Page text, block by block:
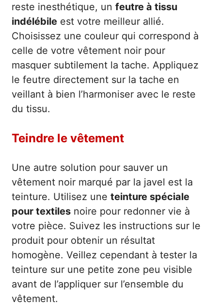
reste inesthétique, un feutre à tissu
indélébile est votre meilleur allié.
Choisissez une couleur qui correspond à
celle de votre vêtement noir pour
masquer subtilement la tache. Appliquez
le feutre directement sur la tache en
veillant à bien l’harmoniser avec le reste
du tissu.
Teindre le vêtement
Une autre solution pour sauver un
vêtement noir marqué par la javel est la
teinture. Utilisez une teinture spéciale
pour textiles noire pour redonner vie à
votre pièce. Suivez les instructions sur le
produit pour obtenir un résultat
homogène. Veillez cependant à tester la
teinture sur une petite zone peu visible
avant de l’appliquer sur l’ensemble du
vêtement.